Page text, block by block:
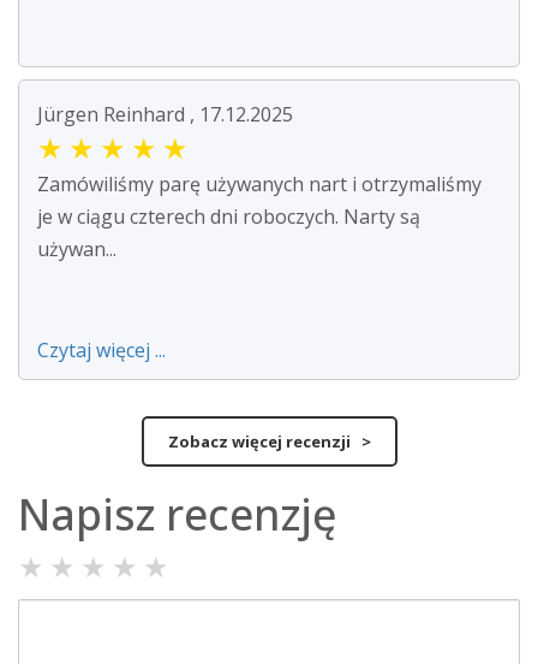
Jürgen Reinhard , 17.12.2025
★ ★ ★ ★ ★
Zamówiliśmy parę używanych nart i otrzymaliśmy
je w ciągu czterech dni roboczych. Narty są
używan...
Czytaj więcej ...
Zobacz więcej recenzji >
Napisz recenzję
★ ★ ★ ★ ★